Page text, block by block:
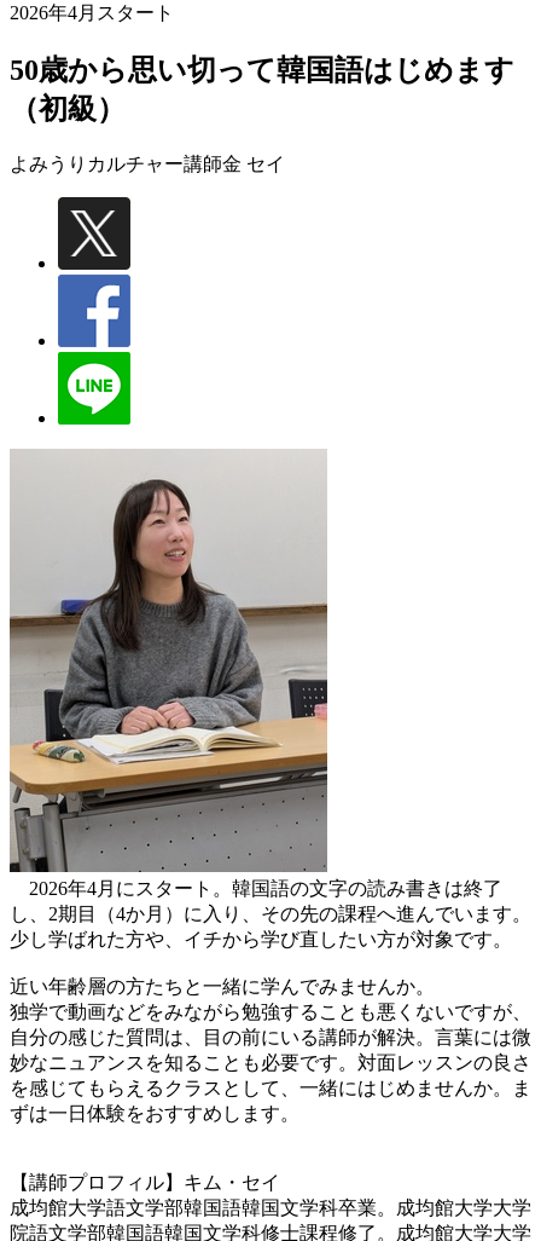
2026年4月スタート
50歳から思い切って韓国語はじめます
（初級）
よみうりカルチャー講師金 セイ
2026年4月にスタート。韓国語の文字の読み書きは終了
し、2期目（4か月）に入り、その先の課程へ進んでいます。
少し学ばれた方や、イチから学び直したい方が対象です。
近い年齢層の方たちと一緒に学んでみませんか。
独学で動画などをみながら勉強することも悪くないですが、
自分の感じた質問は、目の前にいる講師が解決。言葉には微
妙なニュアンスを知ることも必要です。対面レッスンの良さ
を感じてもらえるクラスとして、一緒にはじめませんか。ま
ずは一日体験をおすすめします。
【講師プロフィル】キム・セイ
成均館大学語文学部韓国語韓国文学科卒業。成均館大学大学
院語文学部韓国語韓国文学科修士課程修了。成均館大学大学